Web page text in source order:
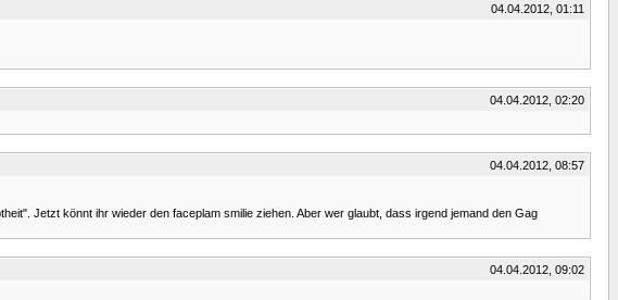
04.04.2012, 01:11
04.04.2012, 02:20
04.04.2012, 08:57
Jetzt könnt ihr wieder den faceplam smilie ziehen. Aber wer glaubt, dass irgend jemand den Gag
04.04.2012, 09:02